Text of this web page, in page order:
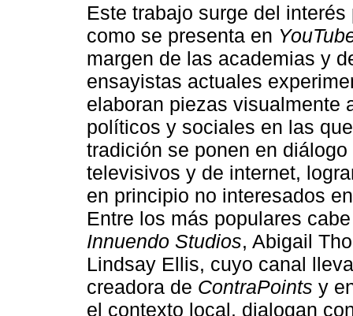
Este trabajo surge del
como se presenta en
margen de las academias y
ensayistas actuales
elaboran piezas visualmente
políticos y sociales en las
tradición se ponen en
televisivos y de internet,
en principio no interesados
Entre los más populares
Innuendo Studios, Abigail
Lindsay Ellis, cuyo canal
creadora de ContraPoints y
el contexto local, dialogan